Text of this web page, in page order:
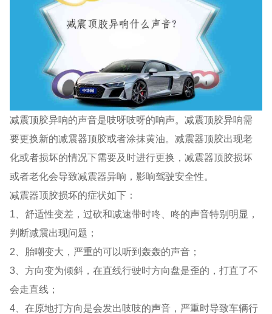
减震顶胶异响的声音是吱呀吱呀的响声。减震顶胶异响需
要更换新的减震器顶胶或者涂抹黄油。减震器顶胶出现老
化或者损坏的情况下需要及时进行更换，减震器顶胶损坏
或者老化会导致减震器异响，影响驾驶安全性。
减震器顶胶损坏的症状如下：
1、舒适性变差，过砍和减速带时咚、咚的声音特别明显，
判断减震出现问题；
2、胎嘲变大，严重的可以听到轰轰的声音；
3、方向变为倾斜，在直线行驶时方向盘是歪的，打直了不
会走直线；
4、在原地打方向是会发出吱吱的声音，严重时导致车辆行